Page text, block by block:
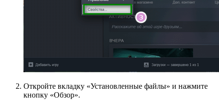
Откройте вкладку «Установленные файлы» и нажмите
кнопку «Обзор».